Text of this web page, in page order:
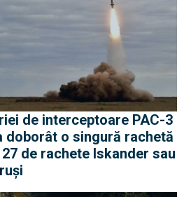
de interceptoare PAC-3
doborât o singură rachetă
de rachete Iskander sau